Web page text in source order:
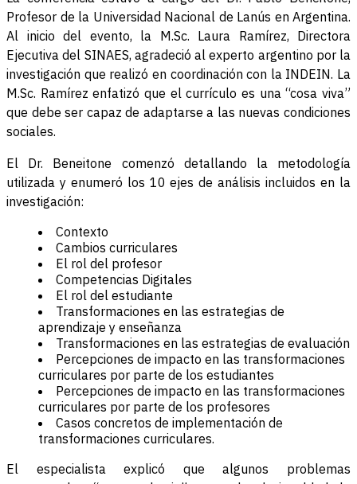
Profesor de la Universidad Nacional de Lanús en Argentina.
Al inicio del evento, la M.Sc. Laura Ramírez, Directora
Ejecutiva del SINAES, agradeció al experto argentino por la
investigación que realizó en coordinación con la INDEIN. La
M.Sc. Ramírez enfatizó que el currículo es una “cosa viva”
que debe ser capaz de adaptarse a las nuevas condiciones
sociales.
El Dr. Beneitone comenzó detallando la metodología
utilizada y enumeró los 10 ejes de análisis incluidos en la
investigación:
Contexto
Cambios curriculares
El rol del profesor
Competencias Digitales
El rol del estudiante
Transformaciones en las estrategias de
aprendizaje y enseñanza
Transformaciones en las estrategias de evaluación
Percepciones de impacto en las transformaciones
curriculares por parte de los estudiantes
Percepciones de impacto en las transformaciones
curriculares por parte de los profesores
Casos concretos de implementación de
transformaciones curriculares.
El especialista explicó que algunos problemas